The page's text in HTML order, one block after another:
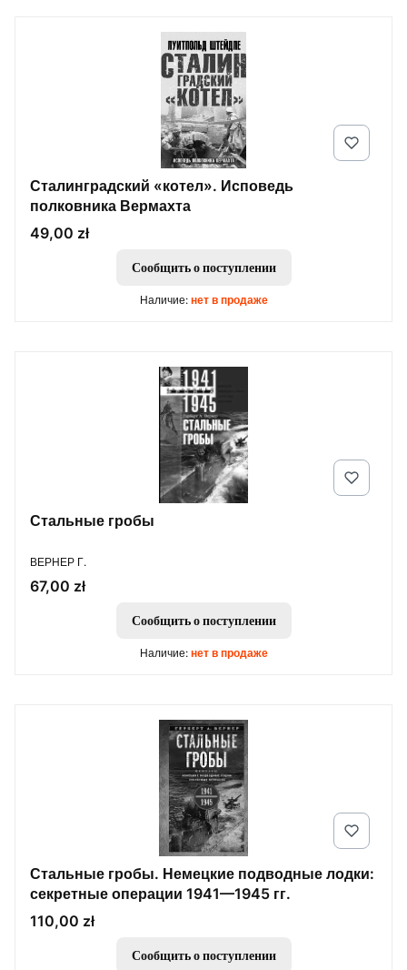
Сталинградский «котел». Исповедь
полковника Вермахта
Цена
49,00 zł
Сообщить о поступлении
Наличие: нет в продаже
Стальные гробы
ПРОИЗВОДИТЕЛЬ
ВЕРНЕР Г.
Цена
67,00 zł
Сообщить о поступлении
Наличие: нет в продаже
Стальные гробы. Немецкие подводные лодки:
секретные операции 1941—1945 гг.
Цена
110,00 zł
Сообщить о поступлении